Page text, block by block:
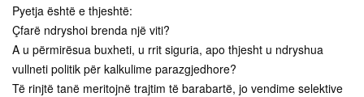
Pyetja është e thjeshtë:
Çfarë ndryshoi brenda një viti?
A u përmirësua buxheti, u rrit siguria, apo thjesht u ndryshua
vullneti politik për kalkulime parazgjedhore?
Të rinjtë tanë meritojnë trajtim të barabartë, jo vendime selektive